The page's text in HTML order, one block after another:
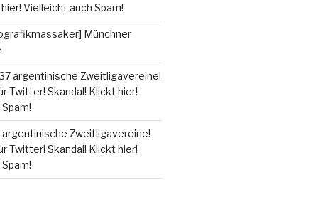
Vielleicht auch Spam!
Münchner
argentinische Zweitligavereine!
Twitter! Skandal! Klickt hier!
argentinische Zweitligavereine!
Twitter! Skandal! Klickt hier!